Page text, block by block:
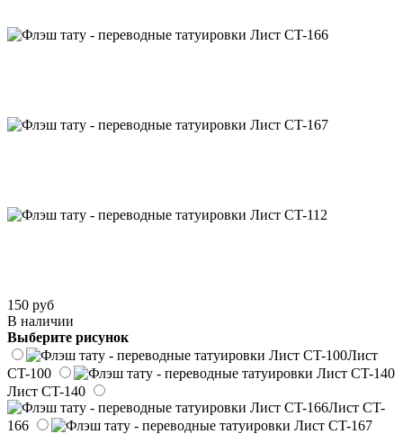
150 руб
В наличии
Выберите рисунок
Лист
CT-100
Лист CT-140
Лист CT-
166